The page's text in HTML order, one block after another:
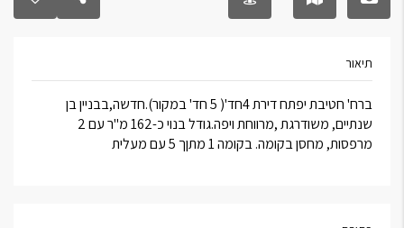
תיאור
ברח' חטיבת יפתח דירת 4חד'( 5 חד' במקור).חדשה,בבניין בן
שנתיים, משודרגת ,מרווחת ויפה.גודל בנוי כ-162 מ"ר עם 2
מרפסות, מחסן בקומה. בקומה 1 מתןך 5 עם מעלית